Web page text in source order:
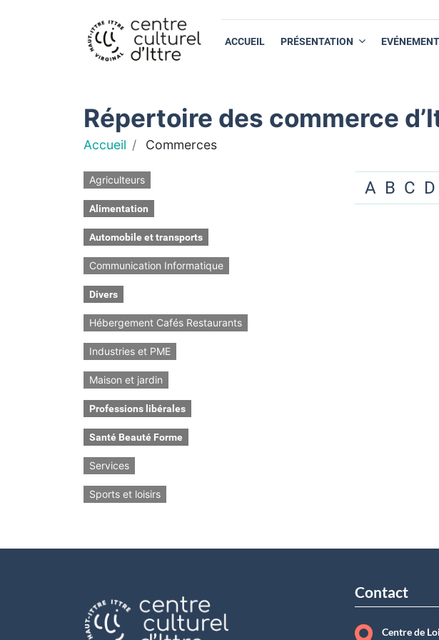
ACCUEIL PRÉSENTATION
Répertoire des commerce
Accueil Commerces
Agriculteurs
Alimentation
Automobile et transports
Communication Informatique
Divers
Hébergement Cafés Restaurants
Industries et PME
Maison et jardin
Professions libérales
Santé Beauté Forme
Services
Sports et loisirs
A B C D
Contact
Centre de